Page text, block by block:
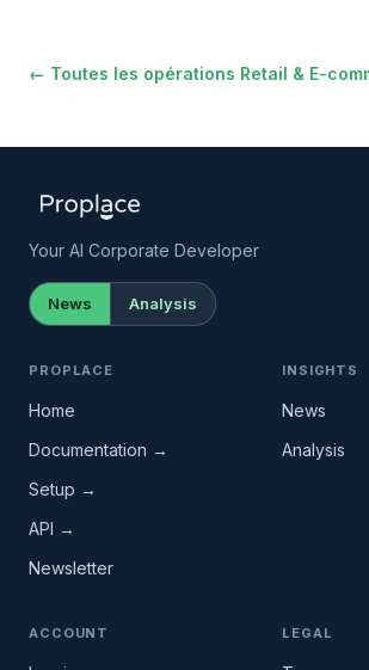
← Toutes les opérations Retail & E-
Your AI Corporate Developer
News Analysis
PROPLACE
Home
Documentation →
Setup →
API →
Newsletter
INSIGHTS
News
Analysis
ACCOUNT LEGAL